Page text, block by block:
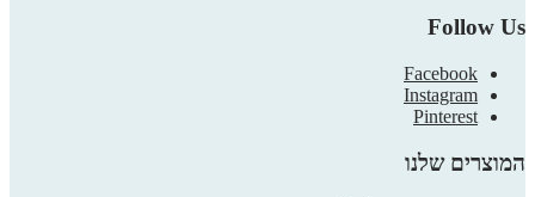
Follow Us
Facebook
Instagram
Pinterest
המוצרים שלנו